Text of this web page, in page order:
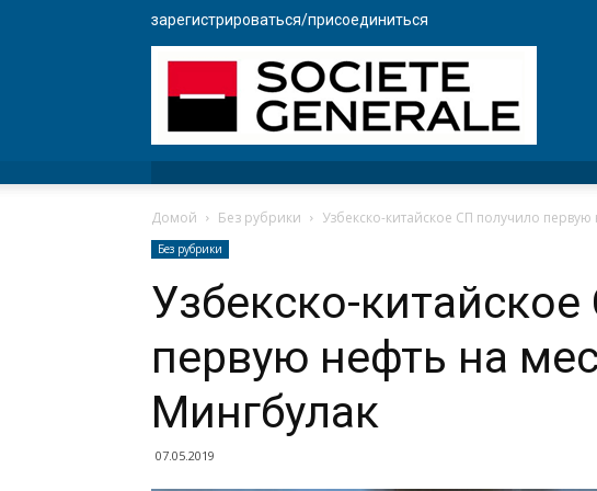
зарегистрироваться/присоединиться
Домой Без рубрики Узбекско-китайское СП получило
Без рубрики
Узбекско-
первую нефть на
Мингбулак
07.05.2019